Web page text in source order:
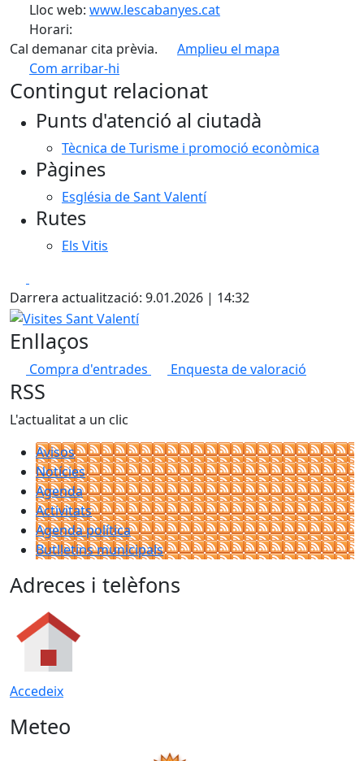
Lloc web: www.lescabanyes.cat
Horari:
Cal demanar cita prèvia.
Amplieu el mapa
Com arribar-hi
+
Contingut relacionat
Punts d'atenció al ciutadà
Tècnica de Turisme i promoció econòmica
Pàgines
Església de Sant Valentí
Rutes
Els Vitis
Darrera actualització: 9.01.2026 | 14:32
Visites Sant Valentí
Enllaços
Compra d'entrades Enquesta de valoració
RSS
L'actualitat a un clic
Avisos
Notícies
Agenda
Activitats
Agenda política
Butlletins municipals
Adreces i telèfons
Accedeix
Meteo